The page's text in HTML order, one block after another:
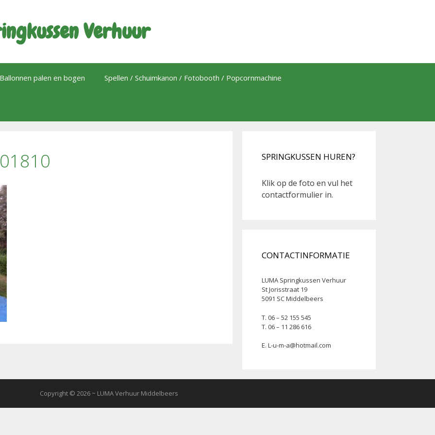
Verhuur
palen en bogen Spellen / Schuimkanon / Fotobooth / Popcornmachine
SPRINGKUSSEN HUREN?
Klik op de foto en vul het
contactformulier in.
CONTACTINFORMATIE
LUMA Springkussen Verhuur
St Jorisstraat 19
5091 SC Middelbeers
T. 06 – 52 155 545
T. 06 – 11 286 616
E. L-u-m-a@hotmail.com
Copyright © 2026 ~ LUMA Verhuur Middelbeers